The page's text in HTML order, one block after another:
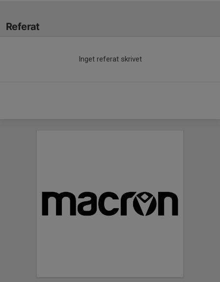
Referat
Inget referat skrivet